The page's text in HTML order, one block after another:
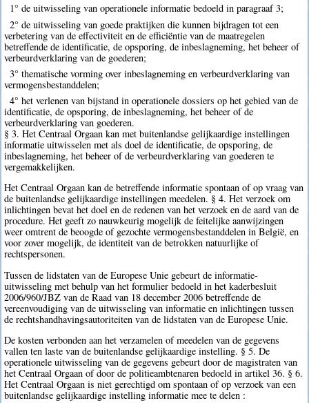
1° de uitwisseling van operationele informatie bedoeld in paragraaf 3;
2° de uitwisseling van goede praktijken die kunnen bijdragen tot een
verbetering van de effectiviteit en de efficiëntie van de maatregelen
betreffende de identificatie, de opsporing, de inbeslagneming, het beheer of
verbeurdverklaring van de goederen;
3° thematische vorming over inbeslagneming en verbeurdverklaring van
vermogensbestanddelen;
4° het verlenen van bijstand in operationele dossiers op het gebied van de
identificatie, de opsporing, de inbeslagneming, het beheer of de
verbeurdverklaring van goederen.
§ 3. Het Centraal Orgaan kan met buitenlandse gelijkaardige instellingen
informatie uitwisselen met als doel de identificatie, de opsporing, de
inbeslagneming, het beheer of de verbeurdverklaring van goederen te
vergemakkelijken.
Het Centraal Orgaan kan de betreffende informatie spontaan of op vraag van
de buitenlandse gelijkaardige instellingen meedelen. § 4. Het verzoek om
inlichtingen bevat het doel en de redenen van het verzoek en de aard van de
procedure. Het geeft zo nauwkeurig mogelijk de feitelijke aanwijzingen
weer omtrent de beoogde of gezochte vermogensbestanddelen in België, en
voor zover mogelijk, de identiteit van de betrokken natuurlijke of
rechtspersonen.
Tussen de lidstaten van de Europese Unie gebeurt de informatie-
uitwisseling met behulp van het formulier bedoeld in het kaderbesluit
2006/960/JBZ van de Raad van 18 december 2006 betreffende de
vereenvoudiging van de uitwisseling van informatie en inlichtingen tussen
de rechtshandhavingsautoriteiten van de lidstaten van de Europese Unie.
De kosten verbonden aan het verzamelen of meedelen van de gegevens
vallen ten laste van de buitenlandse gelijkaardige instelling. § 5. De
operationele uitwisseling van de gegevens gebeurt door de magistraten van
het Centraal Orgaan of door de politieambtenaren bedoeld in artikel 36. § 6.
Het Centraal Orgaan is niet gerechtigd om spontaan of op verzoek van een
buitenlandse gelijkaardige instelling informatie mee te delen :